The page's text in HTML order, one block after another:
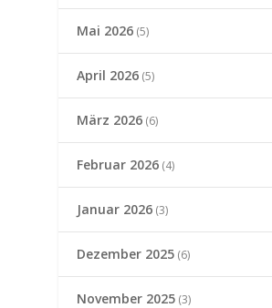
Mai 2026(5)
April 2026(5)
März 2026(6)
Februar 2026(4)
Januar 2026(3)
Dezember 2025(6)
November 2025(3)